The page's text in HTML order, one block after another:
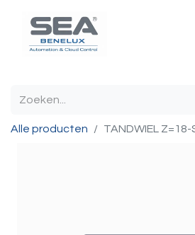
Alle producten TANDWIEL Z=18-